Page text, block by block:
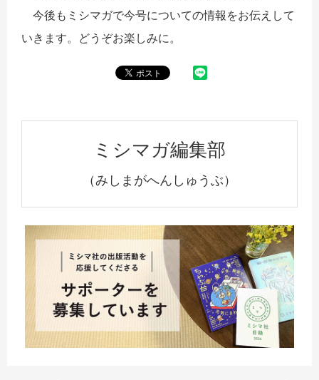
今後もミシマガで今号についての情報をお伝えして
いきます。どうぞお楽しみに。
ミシマガ編集部
（みしまがへんしゅうぶ）